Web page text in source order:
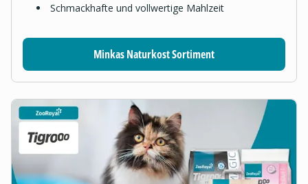
Schmackhafte und vollwertige Mahlzeit
Minkas Naturkost Sortiment